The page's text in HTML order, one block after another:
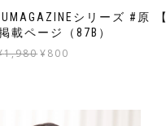
シリーズ #原
載ページ（87B）
1,980 元
¥800